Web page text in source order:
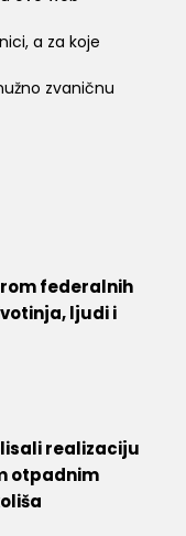
a za koje
zvaničnu
federalnih
ljudi i
realizaciju
otpadnim